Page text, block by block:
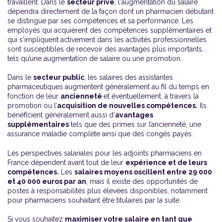
travaillent. Dans le secteur privé , l'augmentation du salaire
dépendra directement de la façon dont un pharmacien débutant
se distingue par ses compétences et sa performance. Les
employés qui acquièrent des compétences supplémentaires et
qui s'impliquent activement dans les activités professionnelles
sont susceptibles de recevoir des avantages plus importants,
tels qu’une augmentation de salaire ou une promotion.
Dans le secteur public , les salaires des assistantes
pharmaceutiques augmentent généralement au fil du temps en
fonction de leur ancienneté et éventuellement, à travers la
promotion ou l’acquisition de nouvelles compétences. Ils
bénéficient généralement aussi d’avantages
supplémentaires tels que des primes sur l’ancienneté, une
assurance maladie complète ainsi que des congés payés.
Les perspectives salariales pour les adjoints pharmaciens en
France dépendent avant tout de leur expérience et de leurs
compétences. Les salaires moyens oscillent entre 29 000
et 40 000 euros par an , mais il existe des opportunités de
postes à responsabilités plus élevées disponibles, notamment
pour pharmaciens souhaitant être titulaires par la suite.
Si vous souhaitez maximiser votre salaire en tant que